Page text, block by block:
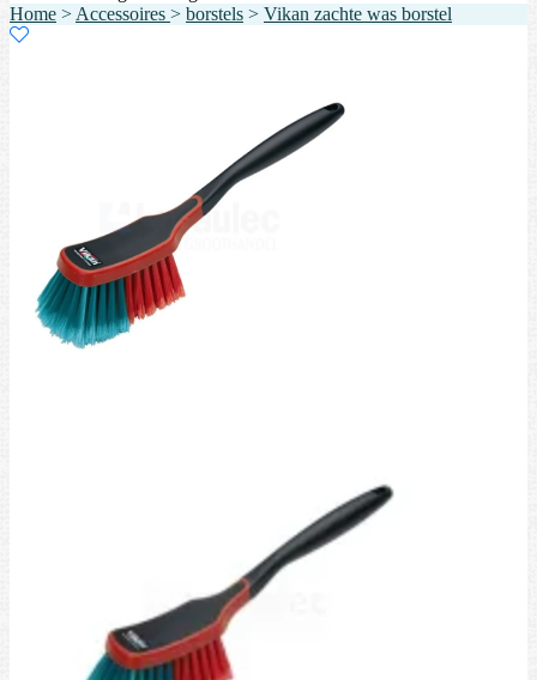
Home > Accessoires > borstels > Vikan zachte was borstel